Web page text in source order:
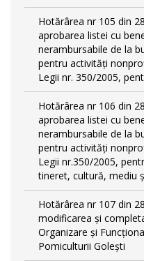
Hotărârea nr 105 din
aprobarea listei cu
nerambursabile de la
pentru activităţi
Legii nr. 350/2005,
Hotărârea nr 106 din
aprobarea listei cu
nerambursabile de la
pentru activităţi
Legii nr.350/2005,
tineret, cultură, mediu
Hotărârea nr 107 din
modificarea și
Organizare și
Pomiculturii Golești